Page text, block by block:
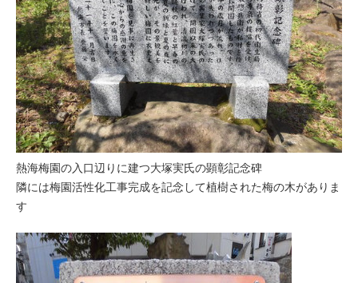
熱海梅園の入口辺りに建つ大塚実氏の顕彰記念碑
隣には梅園活性化工事完成を記念して植樹された梅の木がありま
す